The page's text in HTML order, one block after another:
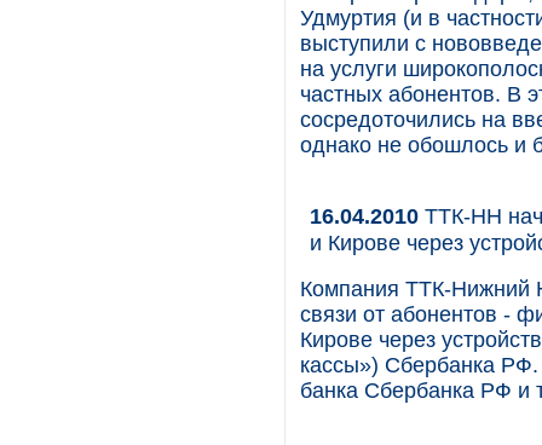
Удмуртия (и в
выступили с
на услуги
частных абонентов. В
сосредоточились на
однако не обошлось и
16.04.2010 ТТК-НН
и Кирове через
Компания ТТК-Нижний
связи от абонентов -
Кирове через
кассы») Сбербанка
банка Сбербанка РФ и